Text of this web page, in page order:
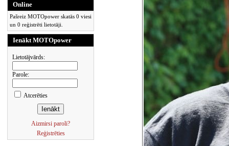
Online
Pašreiz MOTOpower skatās 0 viesi
un 0 reģistrēti lietotāji.
Ienākt MOTOpower
Lietotājvārds:
Parole:
Atcerēties
Aizmirsi paroli?
Reģistrēties